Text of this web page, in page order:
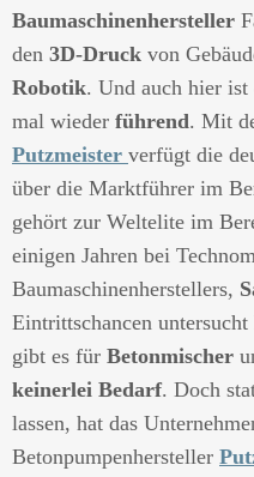
Baumaschinenhersteller
den 3D-Druck von
Robotik. Und auch hier ist
mal wieder führend. Mit
Putzmeister verfügt die
über die Marktführer im
gehört zur Weltelite im
einigen Jahren bei
Baumaschinenherstellers,
Eintrittschancen
gibt es für Betonmischer
keinerlei Bedarf. Doch
lassen, hat das
Betonpumpenhersteller